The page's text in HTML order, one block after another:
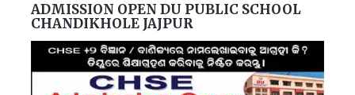
ADMISSION OPEN DU PUBLIC SCHOOL
CHANDIKHOLE JAJPUR